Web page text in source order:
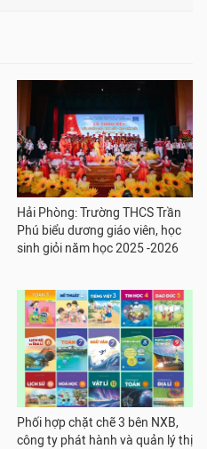
Hải Phòng: Trường THCS Trần
Phú biểu dương giáo viên, học
sinh giỏi năm học 2025 -2026
Phối hợp chặt chẽ 3 bên NXB,
công ty phát hành và quản lý thị